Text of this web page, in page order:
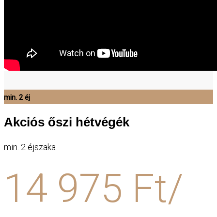
min. 2 éj
Akciós őszi hétvégék
min. 2 éjszaka
14 975 Ft/